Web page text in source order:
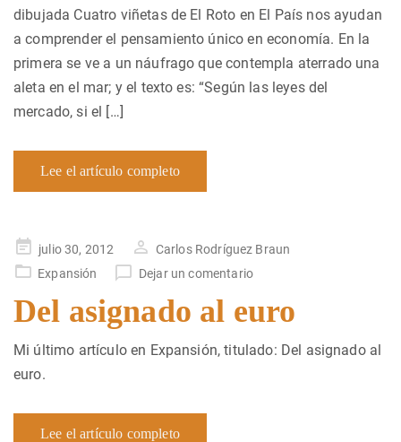
dibujada Cuatro viñetas de El Roto en El País nos ayudan
a comprender el pensamiento único en economía. En la
primera se ve a un náufrago que contempla aterrado una
aleta en el mar; y el texto es: “Según las leyes del
mercado, si el […]
Lee el artículo completo
Publicado
en
julio 30, 2012
Carlos Rodríguez Braun
Expansión
Dejar un comentario
Del asignado al euro
Mi último artículo en Expansión, titulado: Del asignado al
euro.
Lee el artículo completo